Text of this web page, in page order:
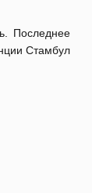
Последнее
Стамбул